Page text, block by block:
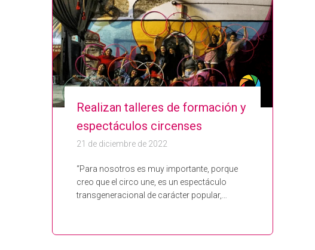
Realizan talleres de formación y
espectáculos circenses
21 de diciembre de 2022
“Para nosotros es muy importante, porque
creo que el circo une, es un espectáculo
transgeneracional de carácter popular,…